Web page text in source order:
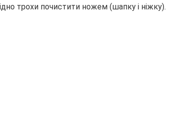
трохи почистити ножем (шапку і ніжку).